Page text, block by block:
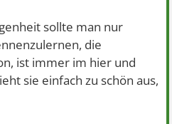
sollte man nur
die
ist immer im hier und
sie einfach zu schön aus,